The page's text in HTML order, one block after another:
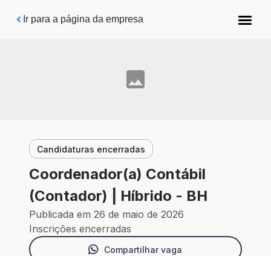
Pular para o conteúdo principal
Ir para a página da empresa
Candidaturas encerradas
Coordenador(a) Contábil
(Contador) | Híbrido - BH
Publicada em 26 de maio de 2026
Inscrições encerradas
Compartilhar vaga